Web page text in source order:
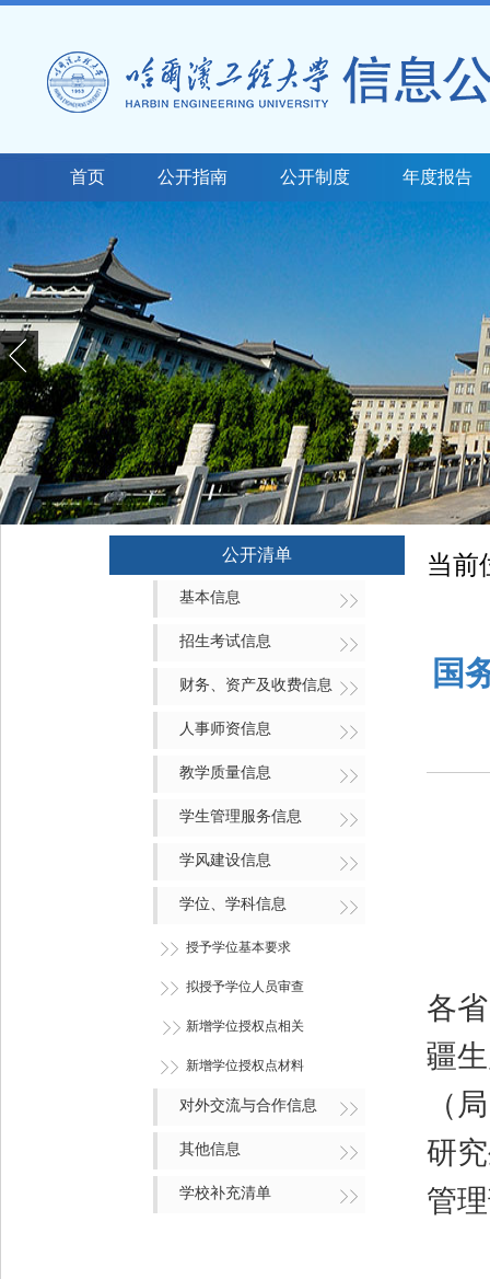
首页 公开指南 公开制度 年度报告
公开清单
基本信息
招生考试信息
财务、资产及收费信息
人事师资信息
教学质量信息
学生管理服务信息
学风建设信息
学位、学科信息
授予学位基本要求
拟授予学位人员审查
新增学位授权点相关
新增学位授权点材料
对外交流与合作信息
其他信息
学校补充清单
当前
国
各
疆
（
研
管